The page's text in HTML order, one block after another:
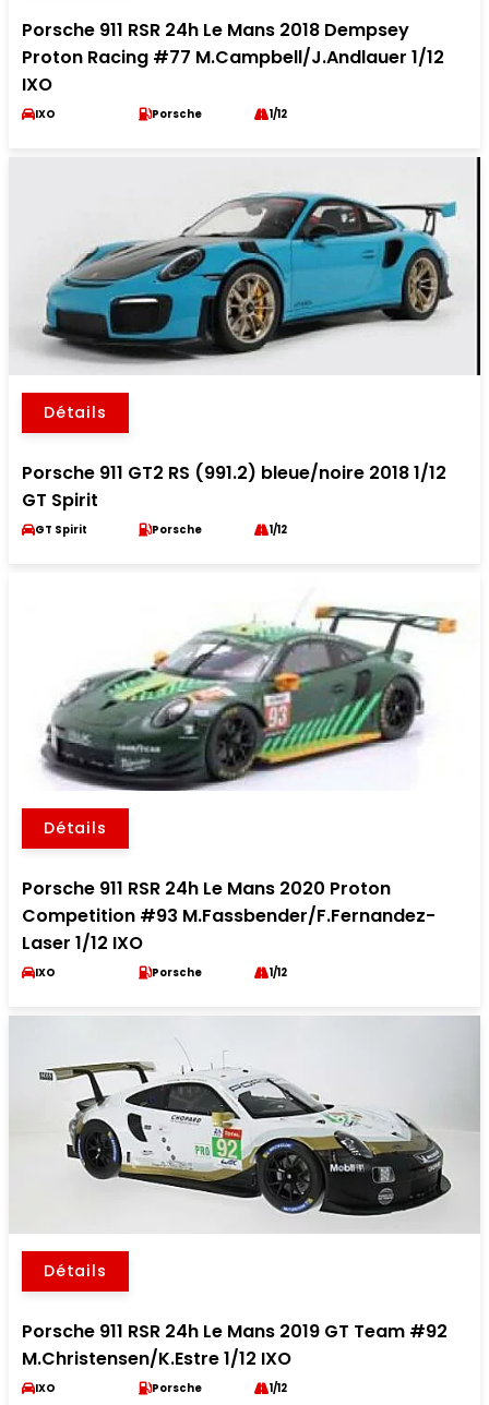
Porsche 911 RSR 24h Le Mans 2018 Dempsey
Proton Racing #77 M.Campbell/J.Andlauer 1/12
IXO
IXO Porsche 1/12
Détails
Porsche 911 GT2 RS (991.2) bleue/noire 2018 1/12
GT Spirit
GT Spirit Porsche 1/12
Détails
Porsche 911 RSR 24h Le Mans 2020 Proton
Competition #93 M.Fassbender/F.Fernandez-
Laser 1/12 IXO
IXO Porsche 1/12
Détails
Porsche 911 RSR 24h Le Mans 2019 GT Team #92
M.Christensen/K.Estre 1/12 IXO
IXO Porsche 1/12